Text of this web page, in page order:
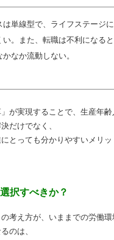
は単線型で、ライフステージ
い。また、転職は不利になる
なか流動しない。
が実現することで、生産年
だけでなく、
とっても分かりやすいメリッ
択すべきか？
考え方が、いままでの労働環
のは、